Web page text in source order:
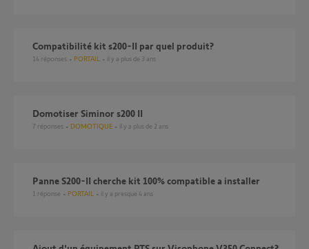
Compatibilité kit s200-II par quel produit?
14 réponses PORTAIL il y a plus de 3 ans
Domotiser Siminor s200 II
7 réponses DOMOTIQUE il y a plus de 2 ans
Panne S200-II cherche kit 100% compatible a installer
1 réponse PORTAIL il y a presque 4 ans